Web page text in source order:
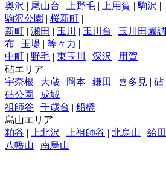
奥沢 | 尾山台 | 上野毛 | 上用賀 | 駒沢 |
駒沢公園 | 桜新町 |
新町 | 瀬田 | 玉川 | 玉川台 | 玉川田園調
布 | 玉堤 | 等々力 |
中町 | 野毛 | 東玉川 | 深沢 | 用賀
砧エリア
宇奈根 | 大蔵 | 岡本 | 鎌田 | 喜多見 | 砧
砧公園 | 成城 |
祖師谷 | 千歳台 | 船橋
烏山エリア
粕谷 | 上北沢 | 上祖師谷 | 北烏山 | 給田
八幡山 | 南烏山